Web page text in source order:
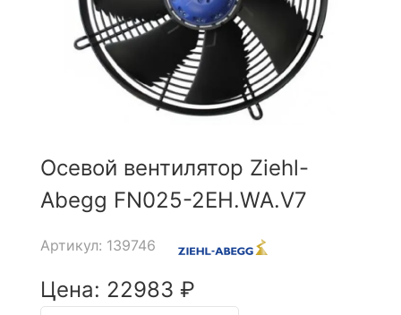
Осевой вентилятор Ziehl-
Abegg FN025-2EH.WA.V7
Артикул: 139746
Цена: 22983 ₽